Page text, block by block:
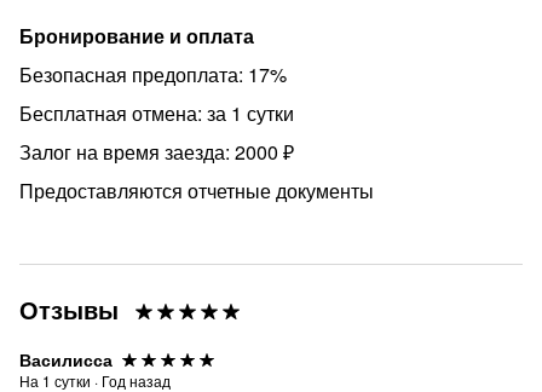
Бронирование и оплата
Безопасная предоплата: 17%
Бесплатная отмена: за 1 сутки
Залог на время заезда: 2000 ₽
Предоставляются отчетные документы
Отзывы
Василисса
На 1 сутки · Год назад